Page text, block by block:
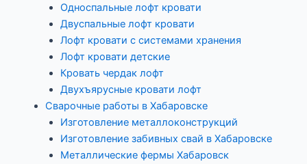
Односпальные лофт кровати
Двуспальные лофт кровати
Лофт кровати с системами хранения
Лофт кровати детские
Кровать чердак лофт
Двухъярусные кровати лофт
Сварочные работы в Хабаровске
Изготовление металлоконструкций
Изготовление забивных свай в Хабаровске
Металлические фермы Хабаровск